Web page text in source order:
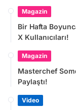
Magazin
Bir Hafta
X Kullanıcıları!
Magazin
Masterchef
Paylaştı!
Video